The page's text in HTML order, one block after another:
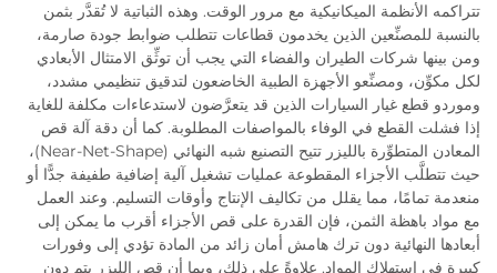
تتراكمه الأنظمة الميكانيكية مع مرور الوقت. وهذه الثباتية لا تُقدَّر بثمن
بالنسبة للمصنِّعين الذين يخدمون قطاعات تتطلب ضوابط جودة صارمة،
ومن بينها شركات الطيران والفضاء التي يجب أن توثِّق الامتثال الأبعادي
لكل مكوِّن، ومصنِّعو الأجهزة الطبية الخاضعون لتدقيق تنظيمي مشدد،
وموردو قطع غيار السيارات الذين قد يتعرَّضون لاستدعاءات مكلفة للغاية
إذا فشلت القطع في الوفاء بالمواصفات المطلوبة. كما أن دقة آلة قص
المعادن المتطوِّرة بالليزر تتيح التصنيع شبه النهائي (Near-Net-Shape)،
حيث تتطلَّب الأجزاء المقطوعة عمليات تشغيل آلية إضافية طفيفة جدًّا أو
منعدمة تمامًا، مما يقلل من تكاليف الإنتاج وأوقات التسليم. وعند العمل
مع مواد باهظة الثمن، فإن القدرة على قص الأجزاء أقرب ما يمكن إلى
أبعادها النهائية دون ترك هامش أمان زائد من المادة تؤدي إلى وفورات
كبيرة في استهلاك المواد. علاوةً على ذلك، وبما أن قص الليزر يتم دون